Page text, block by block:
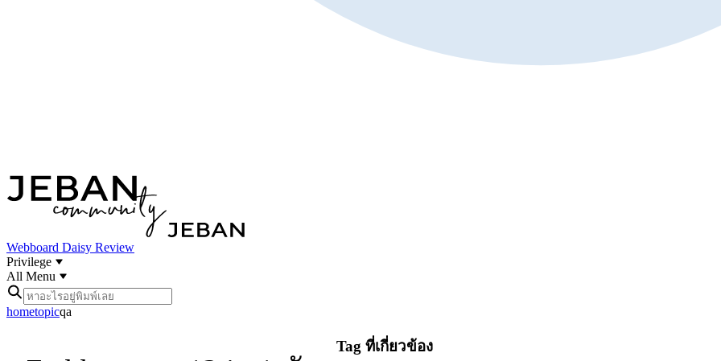
Webboard Daisy Review
Privilege
All Menu
hometopicqa
Tag ที่เกี่ยวข้อง